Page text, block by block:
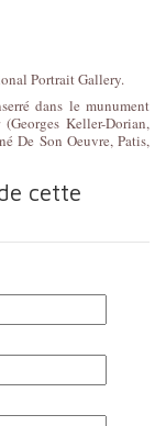
Portrait Gallery.
dans le munument
Keller-Dorian,
De Son Oeuvre, Patis,
cette